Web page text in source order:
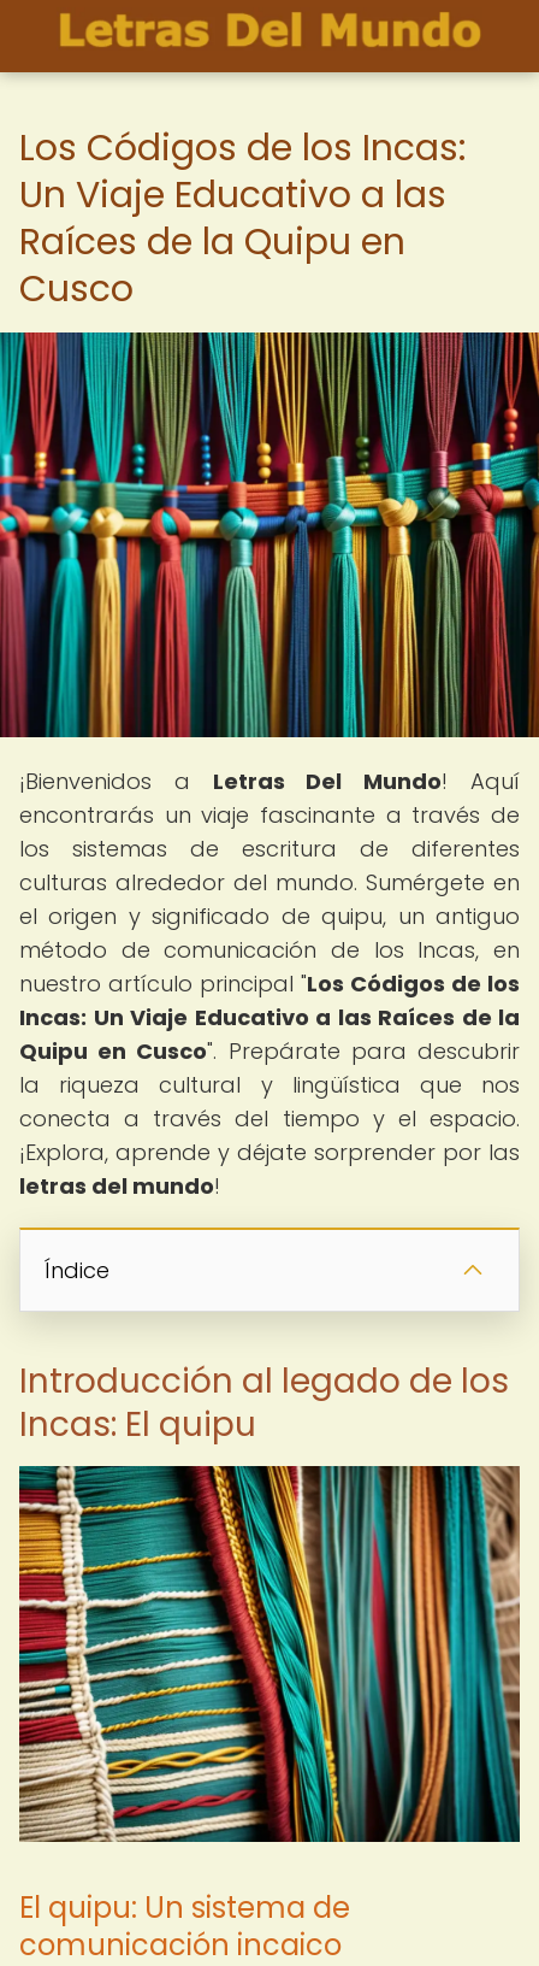
Los Códigos de los Incas:
Un Viaje Educativo a las
Raíces de la Quipu en
Cusco
¡Bienvenidos a Letras Del Mundo! Aquí
encontrarás un viaje fascinante a través de
los sistemas de escritura de diferentes
culturas alrededor del mundo. Sumérgete en
el origen y significado de quipu, un antiguo
método de comunicación de los Incas, en
nuestro artículo principal "Los Códigos de los
Incas: Un Viaje Educativo a las Raíces de la
Quipu en Cusco". Prepárate para descubrir
la riqueza cultural y lingüística que nos
conecta a través del tiempo y el espacio.
¡Explora, aprende y déjate sorprender por las
letras del mundo!
Índice
Introducción al legado de los
Incas: El quipu
El quipu: Un sistema de
comunicación incaico